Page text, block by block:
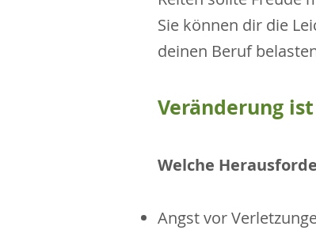
Sie können dir die
deinen Beruf
Veränderung
Welche
Angst vor